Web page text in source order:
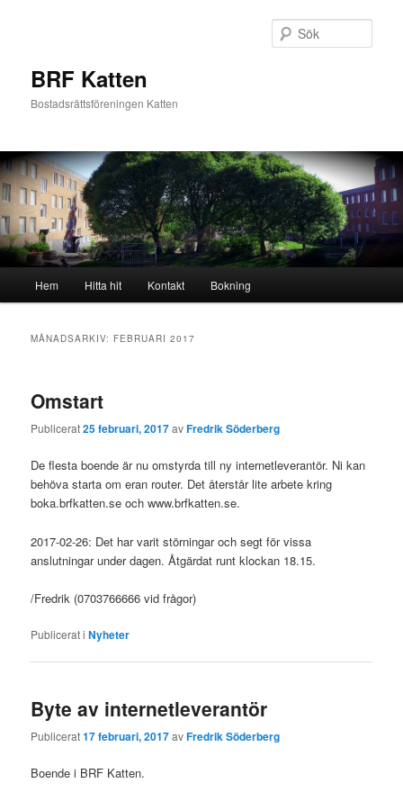
BRF Katten
Bostadsrättsföreningen Katten
Hem Hitta hit Kontakt Bokning
MÅNADSARKIV: FEBRUARI 2017
Omstart
Publicerat25 februari, 2017avFredrik Söderberg
De flesta boende är nu omstyrda till ny internetleverantör. Ni kan
behöva starta om eran router. Det återstår lite arbete kring
boka.brfkatten.se och www.brfkatten.se.
2017-02-26: Det har varit störningar och segt för vissa
anslutningar under dagen. Åtgärdat runt klockan 18.15.
/Fredrik (0703766666 vid frågor)
Publicerat i Nyheter
Byte av internetleverantör
Publicerat17 februari, 2017avFredrik Söderberg
Boende i BRF Katten.